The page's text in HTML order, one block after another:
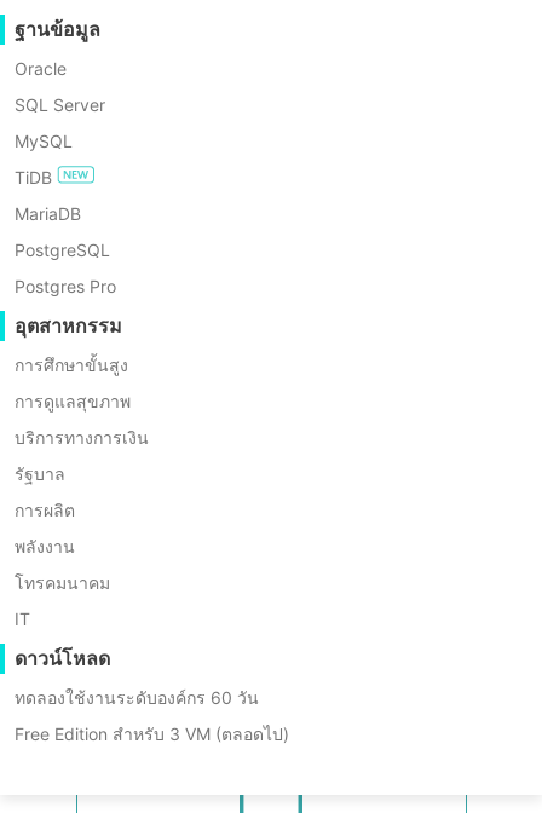
ฐานข้อมูล
Oracle
SQL Server
MySQL
TiDB
MariaDB
PostgreSQL
Postgres Pro
อุตสาหกรรม
การศึกษาขั้นสูง
การดูแลสุขภาพ
บริการทางการเงิน
รัฐบาล
การผลิต
พลังงาน
โทรคมนาคม
IT
ดาวน์โหลด
ทดลองใช้งานระดับองค์กร 60 วัน
Free Edition สำหรับ 3 VM (ตลอดไป)
เน้นสำคัญของโซลูชันการสำรอง
โปรแกรมสำรองข้อมูล VM โดยอัตโนมัติพร้อมตัวเลือกการตั้งค่า
การติดตั้งที่ง่ายขึ้น การใช้ทรัพยากรน้อยลงและต้นทุนการบำรุง
รักษาที่ต่ำขึ้น